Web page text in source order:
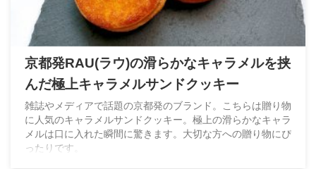
京都発RAU(ラウ)の滑らかなキャラメルを挟
んだ極上キャラメルサンドクッキー
雑誌やメディアで話題の京都発のブランド。こちらは贈り物
に人気のキャラメルサンドクッキー。極上の滑らかなキャラ
メルは口に入れた瞬間に驚きます。大切な方への贈り物にぴ
ったりです。